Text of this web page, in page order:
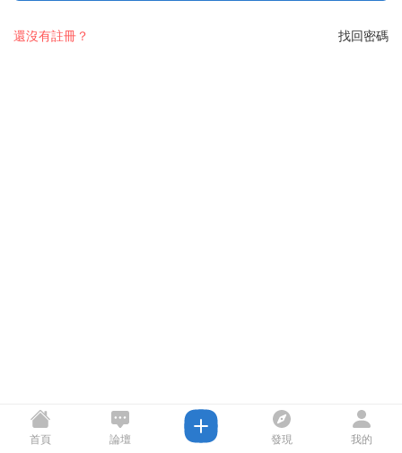
找回密碼
還沒有註冊？
首頁 論壇 發現 我的